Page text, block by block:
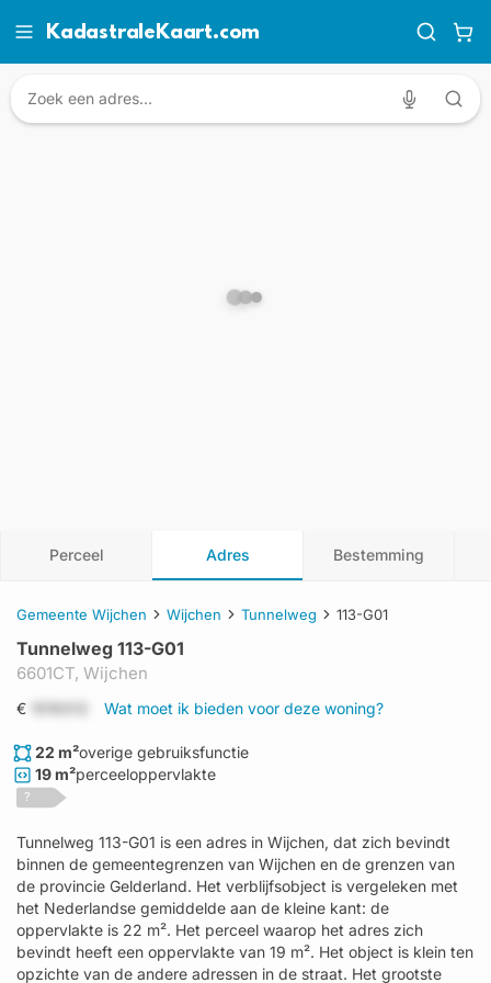
KadastraleKaart.com
Perceel Adres Bestemming
Gemeente Wijchen Wijchen Tunnelweg 113-G01
Tunnelweg 113-G01
6601CT, Wijchen
€ Wat moet ik bieden voor deze woning?
22 m²overige gebruiksfunctie
19 m²perceeloppervlakte
?
Tunnelweg 113-G01 is een adres in Wijchen, dat zich bevindt
binnen de gemeentegrenzen van Wijchen en de grenzen van
de provincie Gelderland. Het verblijfsobject is vergeleken met
het Nederlandse gemiddelde aan de kleine kant: de
oppervlakte is 22 m². Het perceel waarop het adres zich
bevindt heeft een oppervlakte van 19 m². Het object is klein ten
opzichte van de andere adressen in de straat. Het grootste